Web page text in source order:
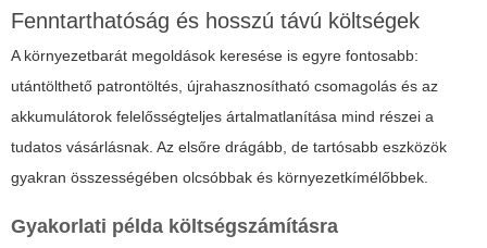
Fenntarthatóság és hosszú távú költségek
A környezetbarát megoldások keresése is egyre fontosabb:
utántölthető patrontöltés, újrahasznosítható csomagolás és az
akkumulátorok felelősségteljes ártalmatlanítása mind részei a
tudatos vásárlásnak. Az elsőre drágább, de tartósabb eszközök
gyakran összességében olcsóbbak és környezetkímélőbbek.
Gyakorlati példa költségszámításra